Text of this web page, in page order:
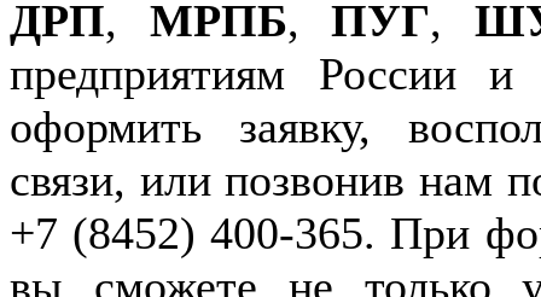
ДРП, МРПБ,ПУГ,
предприятиям России
оформить заявку,
связи, или позвонив нам
+7 (8452) 400-365. При
вы сможете не только